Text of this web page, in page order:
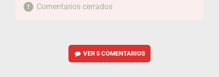
Comentarios cerrados
VER5 COMENTARIOS